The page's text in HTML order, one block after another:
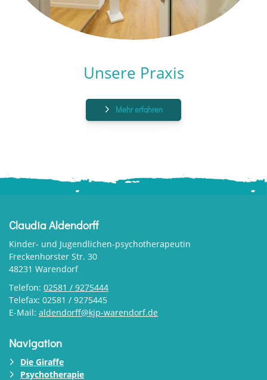
Unsere Praxis
Mehr erfahren
Claudia Aldendorff
Kinder- und Jugendlichen-psychotherapeutin
Freckenhorster Str. 30
48231 Warendorf
Telefon: 02581 / 9275444
Telefax: 02581 / 9275445
E-Mail: aldendorff@kjp-warendorf.de
Navigation
Die Giraffe
Psychotherapie